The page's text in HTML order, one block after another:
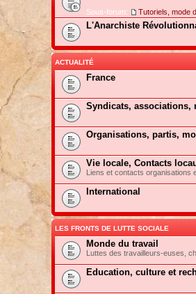
Sous-forum: Tutoriels, mode
L'Anarchiste
ACTUALITÉ
France
Syndicats, associations,
Organisations, partis,
Vie locale, Contacts
Liens et contacts organisations
International
LES FRONTS DE LUTTE SOCIALE
Monde du travail
Luttes des travailleurs-euses,
Education, culture et